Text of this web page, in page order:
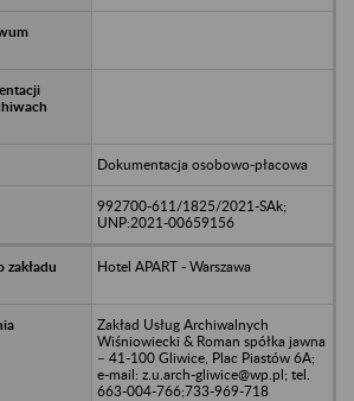
Dokumentacja osobowo-płacowa
992700-611/1825/2021-SAk;
UNP:2021-00659156
Hotel APART - Warszawa
Zakład Usług Archiwalnych
Wiśniowiecki & Roman spółka jawna
– 41-100 Gliwice, Plac Piastów 6A;
e-mail: z.u.arch-gliwice@wp.pl; tel.
663-004-766;733-969-718